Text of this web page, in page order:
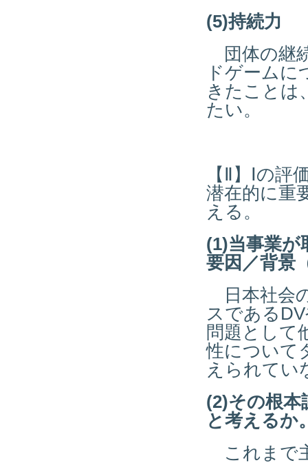
(5)持続力
団体の継
ドゲーム
きたことは
たい。
【Ⅱ】Ⅰの
潜在的に重
える。
(1)当事業が
要因／背景
日本社会
スである
問題として
性について
えられてい
(2)その根本
と考えるか
これまで